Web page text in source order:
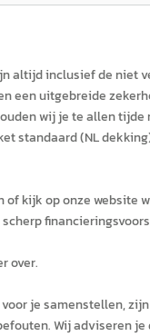
altijd inclusief de niet
een uitgebreide
wij je te allen
standaard (NL
kijk op onze website
over.
je samenstellen,
Wij adviseren